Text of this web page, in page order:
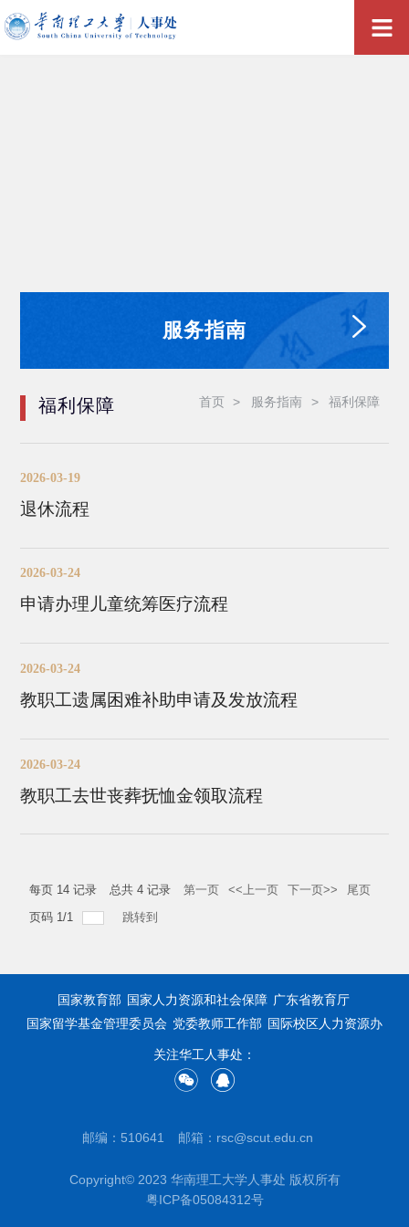
服务指南
福利保障 首页 > 服务指南 > 福利保障
2026-03-19
退休流程
2026-03-24
申请办理儿童统筹医疗流程
2026-03-24
教职工遗属困难补助申请及发放流程
2026-03-24
教职工去世丧葬抚恤金领取流程
每页 14 记录 总共4 记录 第一页 <<上一页 下一页>>
尾页
页码 1/1 跳转到
国家教育部 国家人力资源和社会保障 广东省教育厅
国家留学基金管理委员会 党委教师工作部 国际校区人力资源办
关注华工人事处：
邮编：510641 邮箱：rsc@scut.edu.cn
Copyright© 2023 华南理工大学人事处 版权所有
粤ICP备05084312号